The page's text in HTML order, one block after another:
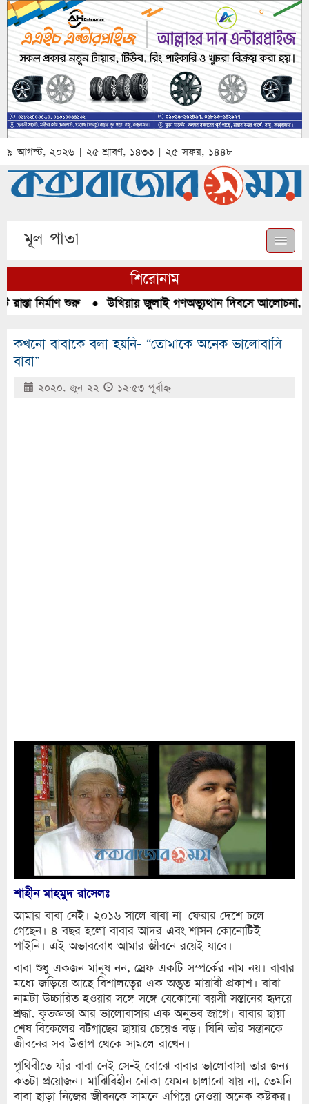
৯ আগস্ট, ২০২৬ | ২৫ শ্রাবণ, ১৪৩৩ | ২৫ সফর, ১৪৪৮
মূল পাতা
শিরোনাম
নির্মাণ শুরু●উখিয়ায় জুলাই গণঅভ্যুত্থান দিবসে আলোচনা,
কখনো বাবাকে বলা হয়নি- “তোমাকে অনেক ভালোবাসি
বাবা”
২০২০, জুন ২২ ১২:৫৩ পূর্বাহ্ণ
শাহীন মাহমুদ রাসেলঃ
আমার বাবা নেই। ২০১৬ সালে বাবা না–ফেরার দেশে চলে
গেছেন। ৪ বছর হলো বাবার আদর এবং শাসন কোনোটিই
পাইনি। এই অভাববোধ আমার জীবনে রয়েই যাবে।
বাবা শুধু একজন মানুষ নন, স্রেফ একটি সম্পর্কের নাম নয়। বাবার
মধ্যে জড়িয়ে আছে বিশালত্বের এক অদ্ভুত মায়াবী প্রকাশ। বাবা
নামটা উচ্চারিত হওয়ার সঙ্গে সঙ্গে যেকোনো বয়সী সন্তানের হৃদয়ে
শ্রদ্ধা, কৃতজ্ঞতা আর ভালোবাসার এক অনুভব জাগে। বাবার ছায়া
শেষ বিকেলের বটগাছের ছায়ার চেয়েও বড়। যিনি তাঁর সন্তানকে
জীবনের সব উত্তাপ থেকে সামলে রাখেন।
পৃথিবীতে যাঁর বাবা নেই সে-ই বোঝে বাবার ভালোবাসা তার জন্য
কতটা প্রয়োজন। মাঝিবিহীন নৌকা যেমন চালানো যায় না, তেমনি
বাবা ছাড়া নিজের জীবনকে সামনে এগিয়ে নেওয়া অনেক কষ্টকর।